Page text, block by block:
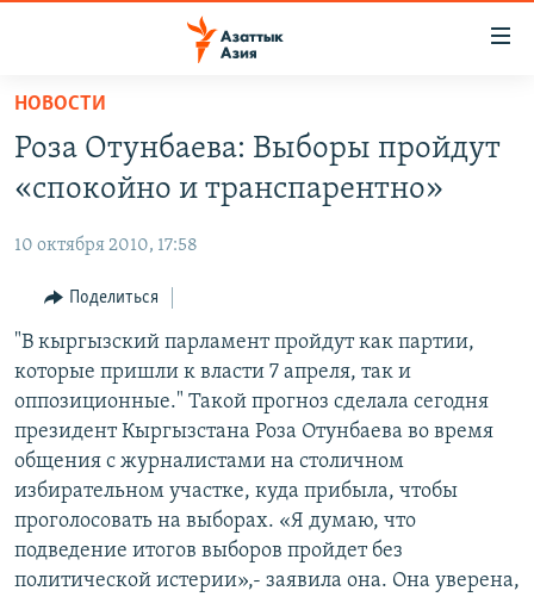
Вернуться
основному
содержанию
навигации
Вернутся
поиску
ЦЕНТРАЛЬНАЯ АЗИЯ
УЗБЕКИСТАН
ТАДЖИКИСТАН
НА ДРУГИХ ЯЗЫКАХ
ҚАЗАҚША
КЫРГЫЗЧА
ЎЗБЕКЧА
ТОҶИКӢ
TÜRKMENÇE
Все сайты РСЕ/РС
НОВОСТИ
Роза Отунбаева: Выборы пройдут
«спокойно и транспарентно»
10 октября 2010, 17:58
Поделиться
"В кыргызский парламент пройдут как партии,
которые пришли к власти 7 апреля, так и
оппозиционные." Такой прогноз сделала сегодня
президент Кыргызстана Роза Отунбаева во время
общения с журналистами на столичном
избирательном участке, куда прибыла, чтобы
проголосовать на выборах. «Я думаю, что
подведение итогов выборов пройдет без
политической истерии»,- заявила она. Она уверена,